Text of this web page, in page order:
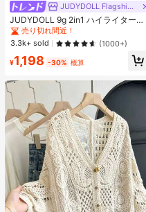
JUDYDOLL Flagship Store
JUDYDOLL 9g 2in1 ハイライター&
コントアーパレット、マット&シマ
ーブラッシュパレット、初心者、自
分用、ギフトにも最適、パーティ
ー、デート、結婚式などのあらゆる
シーンで使用可能
売り切れ間近！
3.3k+ sold
(1000+)
¥1,198 -30% 概算